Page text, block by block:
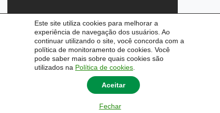
Este site utiliza cookies para melhorar a
experiência de navegação dos usuários. Ao
continuar utilizando o site, você concorda com a
política de monitoramento de cookies. Você
pode saber mais sobre quais cookies são
utilizados na Política de cookies
Aceitar
Fechar
Pró-Reitoria de Extensão e Cultura |Universidade Federal do Pampa - Unipampa